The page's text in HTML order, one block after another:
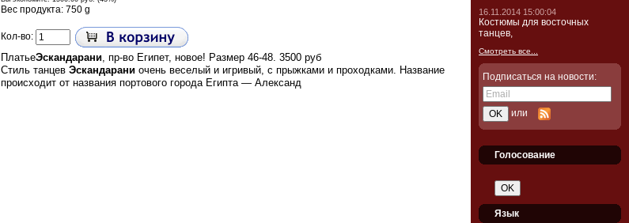
Вес продукта: 750 g
Кол-во:
ПлатьеЭскандарани, пр-во Египет, новое! Размер 46-48. 3500 руб
Стиль танцев Эскандарани очень веселый и игривый, с прыжками и проходками. Название
происходит от названия портового города Египта— Александ
16.11.2014 15:00:04
Костюмы для восточных
танцев,
Смотреть все...
Подписаться на новости:
или
Голосование
Язык